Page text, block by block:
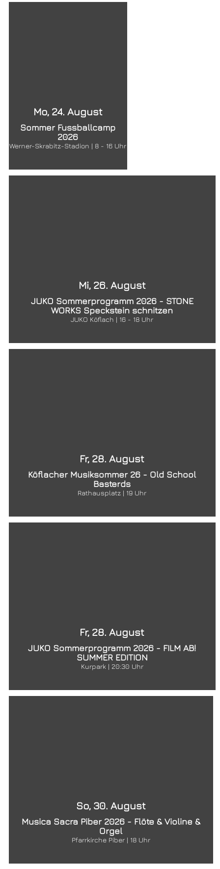
Mo, 24. August
Sommer Fussballcamp
2026
Werner-Skrabitz-Stadion | 8 - 16 Uhr
Mi, 26. August
JUKO Sommerprogramm 2026 - STONE
WORKS Speckstein schnitzen
JUKO Köflach | 16 - 18 Uhr
Fr, 28. August
Köflacher Musiksommer 26 - Old School
Basterds
Rathausplatz | 19 Uhr
Fr, 28. August
JUKO Sommerprogramm 2026 - FILM AB!
SUMMER EDITION
Kurpark | 20:30 Uhr
So, 30. August
Musica Sacra Piber 2026 - Flöte & Violine &
Orgel
Pfarrkirche Piber | 18 Uhr